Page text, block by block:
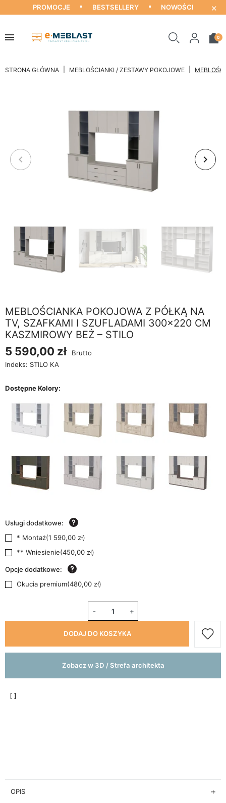
PROMOCJE BESTSELLERY NOWOŚCI ×
0
STRONA GŁÓWNA MEBLOŚCIANKI / ZESTAWY POKOJOWE
Poprzedni
keyboard_arrow_left keyboard_arrow_right
MEBLOŚCIANKA POKOJOWA Z PÓŁKĄ NA
TV, SZAFKAMI I SZUFLADAMI 300×220 CM
KASZMIROWY BEŻ – STILO
5 590,00 zł
Brutto
Indeks: STILO KA
Dostępne Kolory:
Usługi dodatkowe:
* Montaż(1 590,00 zł)
** Wniesienie(450,00 zł)
Opcje dodatkowe:
Okucia premium(480,00 zł)
- +
DODAJ DO KOSZYKA
Zobacz w 3D / Strefa architekta
OPIS